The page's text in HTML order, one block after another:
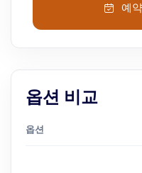
예
옵션 비교
옵션